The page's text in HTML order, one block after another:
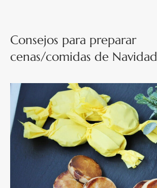
Consejos para preparar
cenas/comidas de Navidad